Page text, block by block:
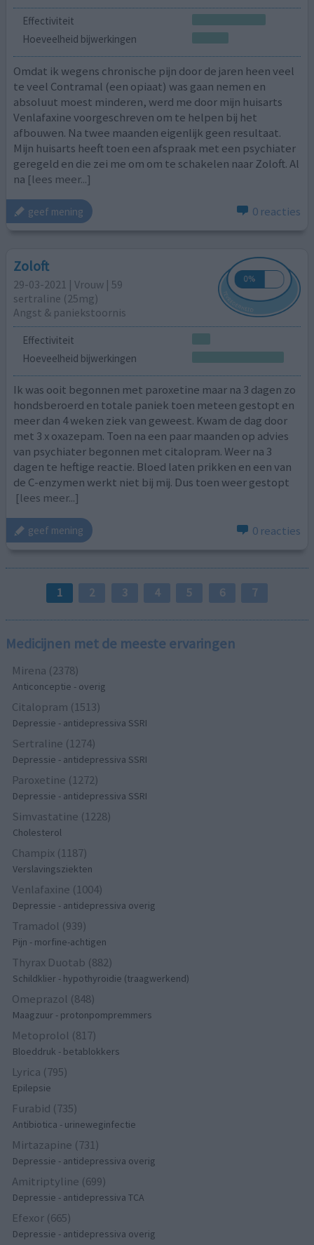
Effectiviteit
Hoeveelheid bijwerkingen
Omdat ik wegens chronische pijn door de jaren heen veel
te veel Contramal (een opiaat) was gaan nemen en
absoluut moest minderen, werd me door mijn huisarts
Venlafaxine voorgeschreven om te helpen bij het
afbouwen. Na twee maanden eigenlijk geen resultaat.
Mijn huisarts heeft toen een afspraak met een psychiater
geregeld en die zei me om om te schakelen naar Zoloft. Al
na [lees meer...]
geef mening 0 reacties
Zoloft
29-03-2021 | Vrouw | 59
sertraline (25mg)
Angst & paniekstoornis
Effectiviteit
Hoeveelheid bijwerkingen
Ik was ooit begonnen met paroxetine maar na 3 dagen zo
hondsberoerd en totale paniek toen meteen gestopt en
meer dan 4 weken ziek van geweest. Kwam de dag door
met 3 x oxazepam. Toen na een paar maanden op advies
van psychiater begonnen met citalopram. Weer na 3
dagen te heftige reactie. Bloed laten prikken en een van
de C-enzymen werkt niet bij mij. Dus toen weer gestopt
[lees meer...]
geef mening 0 reacties
1 2 3 4 5 6 7
Medicijnen met de meeste ervaringen
Mirena (2378)
Anticonceptie - overig
Citalopram (1513)
Depressie - antidepressiva SSRI
Sertraline (1274)
Depressie - antidepressiva SSRI
Paroxetine (1272)
Depressie - antidepressiva SSRI
Simvastatine (1228)
Cholesterol
Champix (1187)
Verslavingsziekten
Venlafaxine (1004)
Depressie - antidepressiva overig
Tramadol (939)
Pijn - morfine-achtigen
Thyrax Duotab (882)
Schildklier - hypothyroidie (traagwerkend)
Omeprazol (848)
Maagzuur - protonpompremmers
Metoprolol (817)
Bloeddruk - betablokkers
Lyrica (795)
Epilepsie
Furabid (735)
Antibiotica - urineweginfectie
Mirtazapine (731)
Depressie - antidepressiva overig
Amitriptyline (699)
Depressie - antidepressiva TCA
Efexor (665)
Depressie - antidepressiva overig